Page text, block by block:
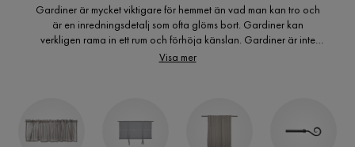
Gardiner är mycket viktigare för hemmet än vad man kan tro och
är en inredningsdetalj som ofta glöms bort. Gardiner kan
verkligen rama in ett rum och förhöja känslan. Gardiner är inte
bara en snygg inredningsdetalj utan är även mycket funktionella.
Furnituebox.se hittar du mängder av gardiner i olika färger,
material och storlekar som passa till hemmets alla rum.
Visa mer